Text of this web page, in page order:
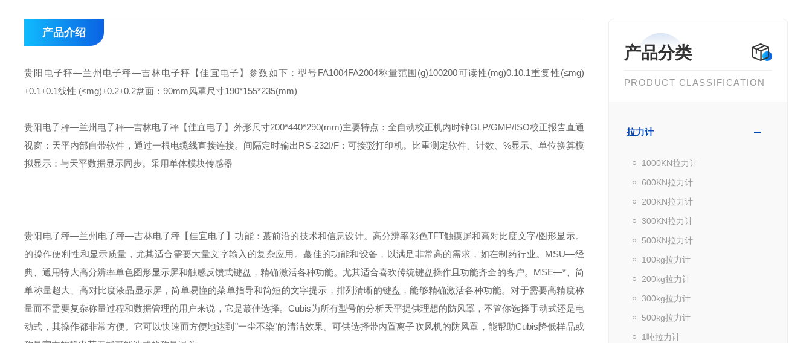
产品分类
PRODUCT CLASSIFICATION
拉力计
1000KN拉力计
600KN拉力计
200KN拉力计
300KN拉力计
500KN拉力计
100kg拉力计
200kg拉力计
300kg拉力计
500kg拉力计
1吨拉力计
产品介绍
贵阳电子秤—兰州电子秤—吉林电子秤【佳宜电子】参数如下：型号FA1004FA2004称量范围(g)100200可读性(mg)0.10.1重复性(≤mg)
±0.1±0.1线性 (≤mg)±0.2±0.2盘面：90mm风罩尺寸190*155*235(mm)
贵阳电子秤—兰州电子秤—吉林电子秤【佳宜电子】 外形尺寸200*440*290(mm)主要特点：全自动校正机内时钟GLP/GMP/ISO校正报告直通
视窗：天平内部自带软件，通过一根电缆线直接连接。 间隔定时输出RS-232I/F：可接驳打印机。 比重测定软件、计数、%显示、单位换算模
拟显示：与天平数据显示同步。采用单体模块传感器
贵阳电子秤—兰州电子秤—吉林电子秤【佳宜电子】功能： 蕞前沿的技术和信息设计。高分辨率彩色TFT触摸屏和高对比度文字/图形显示。
的操作便利性和显示质量，尤其适合需要大量文字输入的复杂应用。蕞佳的功能和设备，以满足非常高的需求，如在制药行业。 MSU—经
典、通用特大高分辨率单色图形显示屏和触感反馈式键盘，精确激活各种功能。尤其适合喜欢传统键盘操作且功能齐全的客户。 MSE—*、简
单称量超大、高对比度液晶显示屏，简单易懂的菜单指导和简短的文字提示，排列清晰的键盘，能够精确激活各种功能。对于需要高精度称
量而不需要复杂称量过程和数据管理的用户来说，它是蕞佳选择。Cubis为所有型号的分析天平提供理想的防风罩，不管你选择手动式还是电
动式，其操作都非常方便。它可以快速而方便地达到"一尘不染"的清洁效果。可供选择带内置离子吹风机的防风罩，能帮助Cubis降低样品或